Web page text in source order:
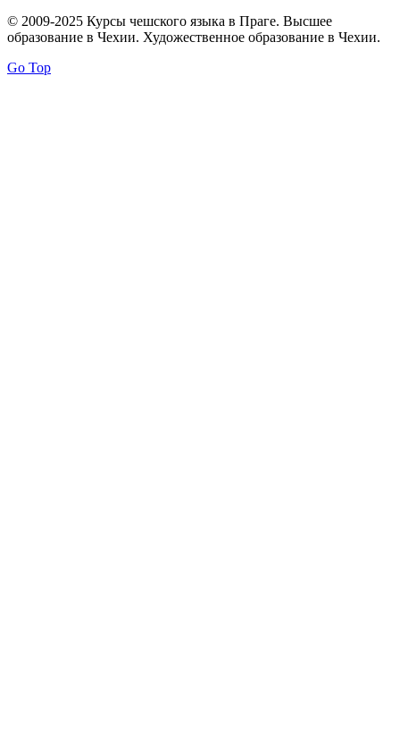
© 2009-2025 Курсы чешского языка в Праге. Высшее
образование в Чехии. Художественное образование в Чехии.
Go Top